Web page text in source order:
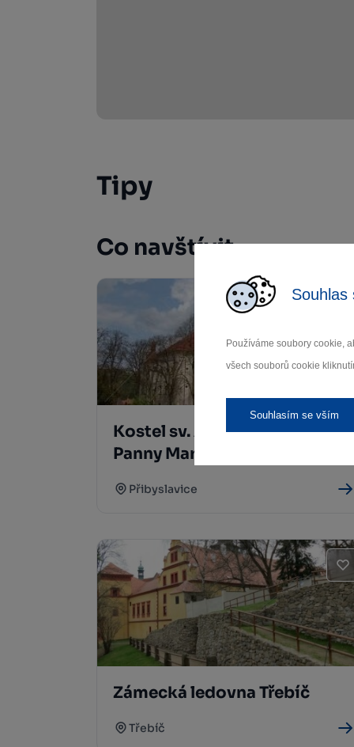
Souhlas
Používáme soubory cookie,
všech souborů cookie
Souhlasím se vším
Tipy
Co navštívit
Kostel sv. Anny a Narození
Panny Marie Přibyslavice
Přibyslavice
Zámecká ledovna Třebíč
Třebíč